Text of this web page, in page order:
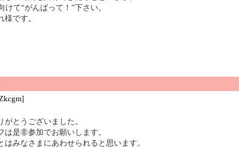
けて“がんばって！”下さい。
様です。
がとうございました。
は是非参加でお願いします。
はみなさまにあわせられると思います。